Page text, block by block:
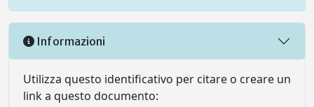
Informazioni
Utilizza questo identificativo per citare o creare un
link a questo documento: